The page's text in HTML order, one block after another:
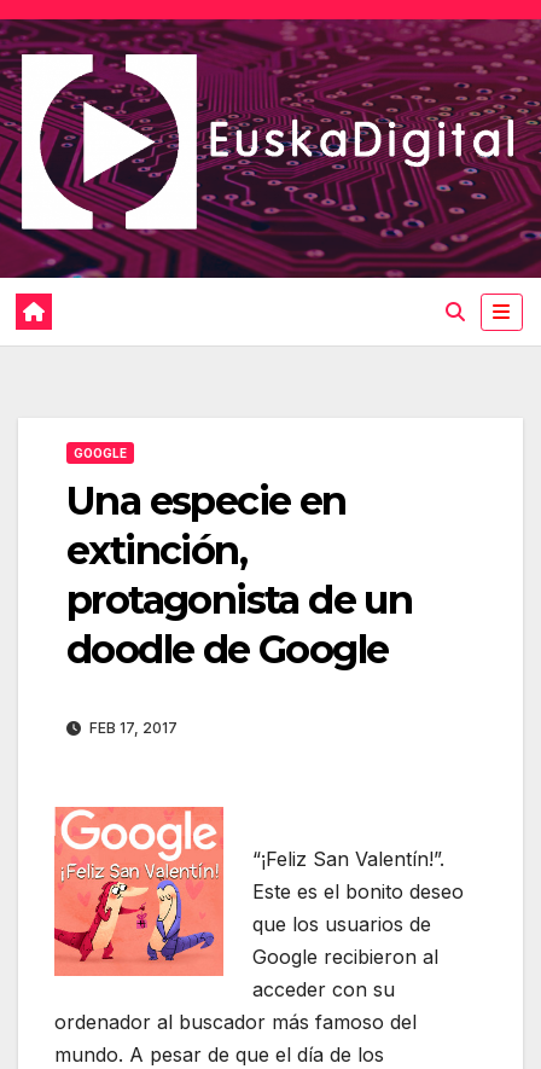
Saltar
al
contenido
GOOGLE
Una especie en
extinción,
protagonista de un
doodle de Google
FEB 17, 2017
“¡Feliz San Valentín!”.
Este es el bonito deseo
que los usuarios de
Google recibieron al
acceder con su
ordenador al buscador más famoso del
mundo. A pesar de que el día de los